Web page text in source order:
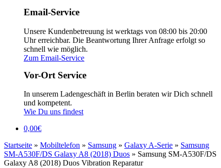
Email-Service
Unsere Kundenbetreuung ist werktags von 08:00 bis 20:00
Uhr erreichbar. Die Beantwortung Ihrer Anfrage erfolgt so
schnell wie möglich.
Zum Email-Service
Vor-Ort Service
In unserem Ladengeschäft in Berlin beraten wir Dich schnell
und kompetent.
Wie Du uns findest
0,00€
Startseite » Mobiltelefon » Samsung » Galaxy A-Serie » Samsung
SM-A530F/DS Galaxy A8 (2018) Duos » Samsung SM-A530F/DS
Galaxy A8 (2018) Duos Vibration Reparatur